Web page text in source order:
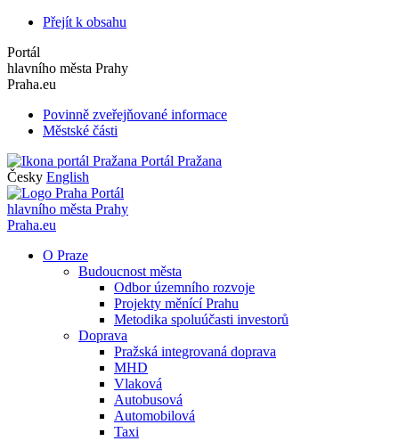
Přejít k obsahu
Portál
hlavního města Prahy
Praha.eu
Povinně zveřejňované informace
Městské části
Portál Pražana
Česky English
Portál
hlavního města Prahy
Praha.eu
O Praze
Budoucnost města
Odbor územního rozvoje
Projekty měnící Prahu
Metodika spoluúčasti investorů
Doprava
Pražská integrovaná doprava
MHD
Vlaková
Autobusová
Automobilová
Taxi